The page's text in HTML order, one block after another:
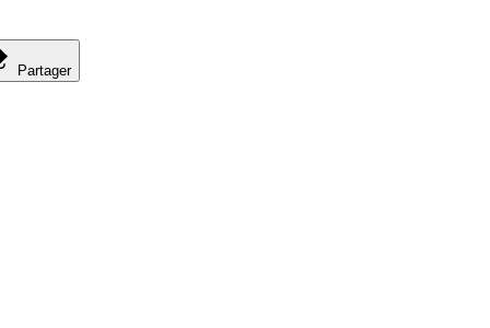
Partager